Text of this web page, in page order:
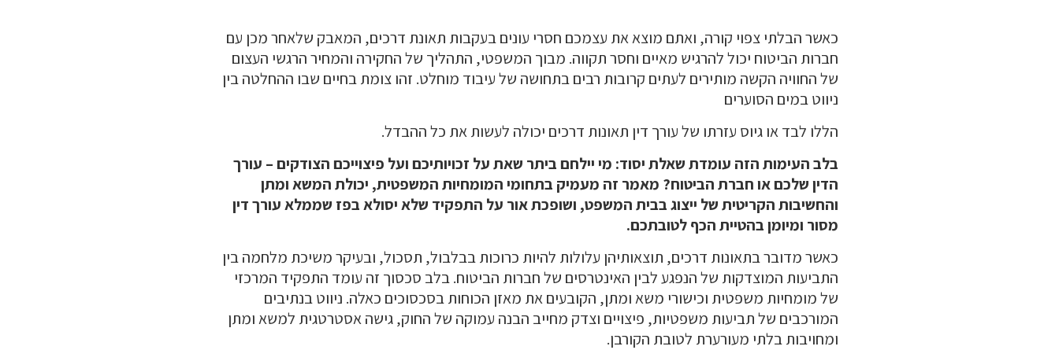
כאשר הבלתי צפוי קורה, ואתם מוצא את עצמכם חסרי עונים בעקבות תאונת דרכים, המאבק שלאחר מכן עם
חברות הביטוח יכול להרגיש מאיים וחסר תקווה. מבוך המשפטי, התהליך של החקירה והמחיר הרגשי העצום
של החוויה הקשה מותירים לעתים קרובות רבים בתחושה של עיבוד מוחלט. זהו צומת בחיים שבו ההחלטה בין
ניווט במים הסוערים
הללו לבד או גיוס עזרתו של עורך דין תאונות דרכים יכולה לעשות את כל ההבדל.
בלב העימות הזה עומדת שאלת יסוד: מי יילחם ביתר שאת על זכויותיכם ועל פיצוייכם הצודקים – עורך
הדין שלכם או חברת הביטוח? מאמר זה מעמיק בתחומי המומחיות המשפטית, יכולת המשא ומתן
והחשיבות הקריטית של ייצוג בבית המשפט, ושופכת אור על התפקיד שלא יסולא בפז שממלא עורך דין
מסור ומיומן בהטיית הכף לטובתכם.
כאשר מדובר בתאונות דרכים, תוצאותיהן עלולות להיות כרוכות בבלבול, תסכול, ובעיקר משיכת מלחמה בין
התביעות המוצדקות של הנפגע לבין האינטרסים של חברות הביטוח. בלב סכסוך זה עומד התפקיד המרכזי
של מומחיות משפטית וכישורי משא ומתן, הקובעים את מאזן הכוחות בסכסוכים כאלה. ניווט בנתיבים
המורכבים של תביעות משפטיות, פיצויים וצדק מחייב הבנה עמוקה של החוק, גישה אסטרטגית למשא ומתן
ומחויבות בלתי מעורערת לטובת הקורבן.